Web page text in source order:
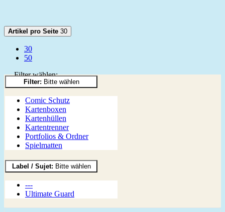
Artikel pro Seite 30
30
50
Filter wählen:
Filter: Bitte wählen
Comic Schutz
Kartenboxen
Kartenhüllen
Kartentrenner
Portfolios & Ordner
Spielmatten
Label / Sujet: Bitte wählen
---
Ultimate Guard